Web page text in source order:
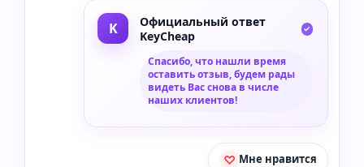
Официальный ответ
KeyCheap
Спасибо, что нашли время
оставить отзыв, будем рады
видеть Вас снова в числе
наших клиентов!
Мне нравится